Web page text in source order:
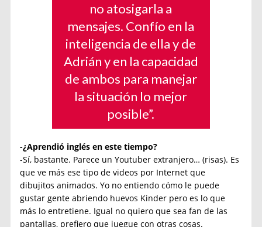
no atosigarla a
mensajes. Confío en la
inteligencia de ella y de
Adrián y en la capacidad
de ambos para manejar
la situación lo mejor
posible”.
-¿Aprendió inglés en este tiempo?
-Sí, bastante. Parece un Youtuber extranjero… (risas). Es
que ve más ese tipo de videos por Internet que
dibujitos animados. Yo no entiendo cómo le puede
gustar gente abriendo huevos Kinder pero es lo que
más lo entretiene. Igual no quiero que sea fan de las
pantallas, prefiero que juegue con otras cosas.